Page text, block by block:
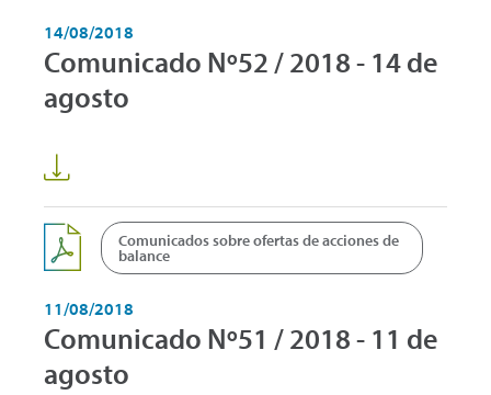
14/08/2018
Comunicado Nº52 / 2018 - 14 de
agosto
Comunicados sobre ofertas de acciones de
balance
11/08/2018
Comunicado Nº51 / 2018 - 11 de
agosto